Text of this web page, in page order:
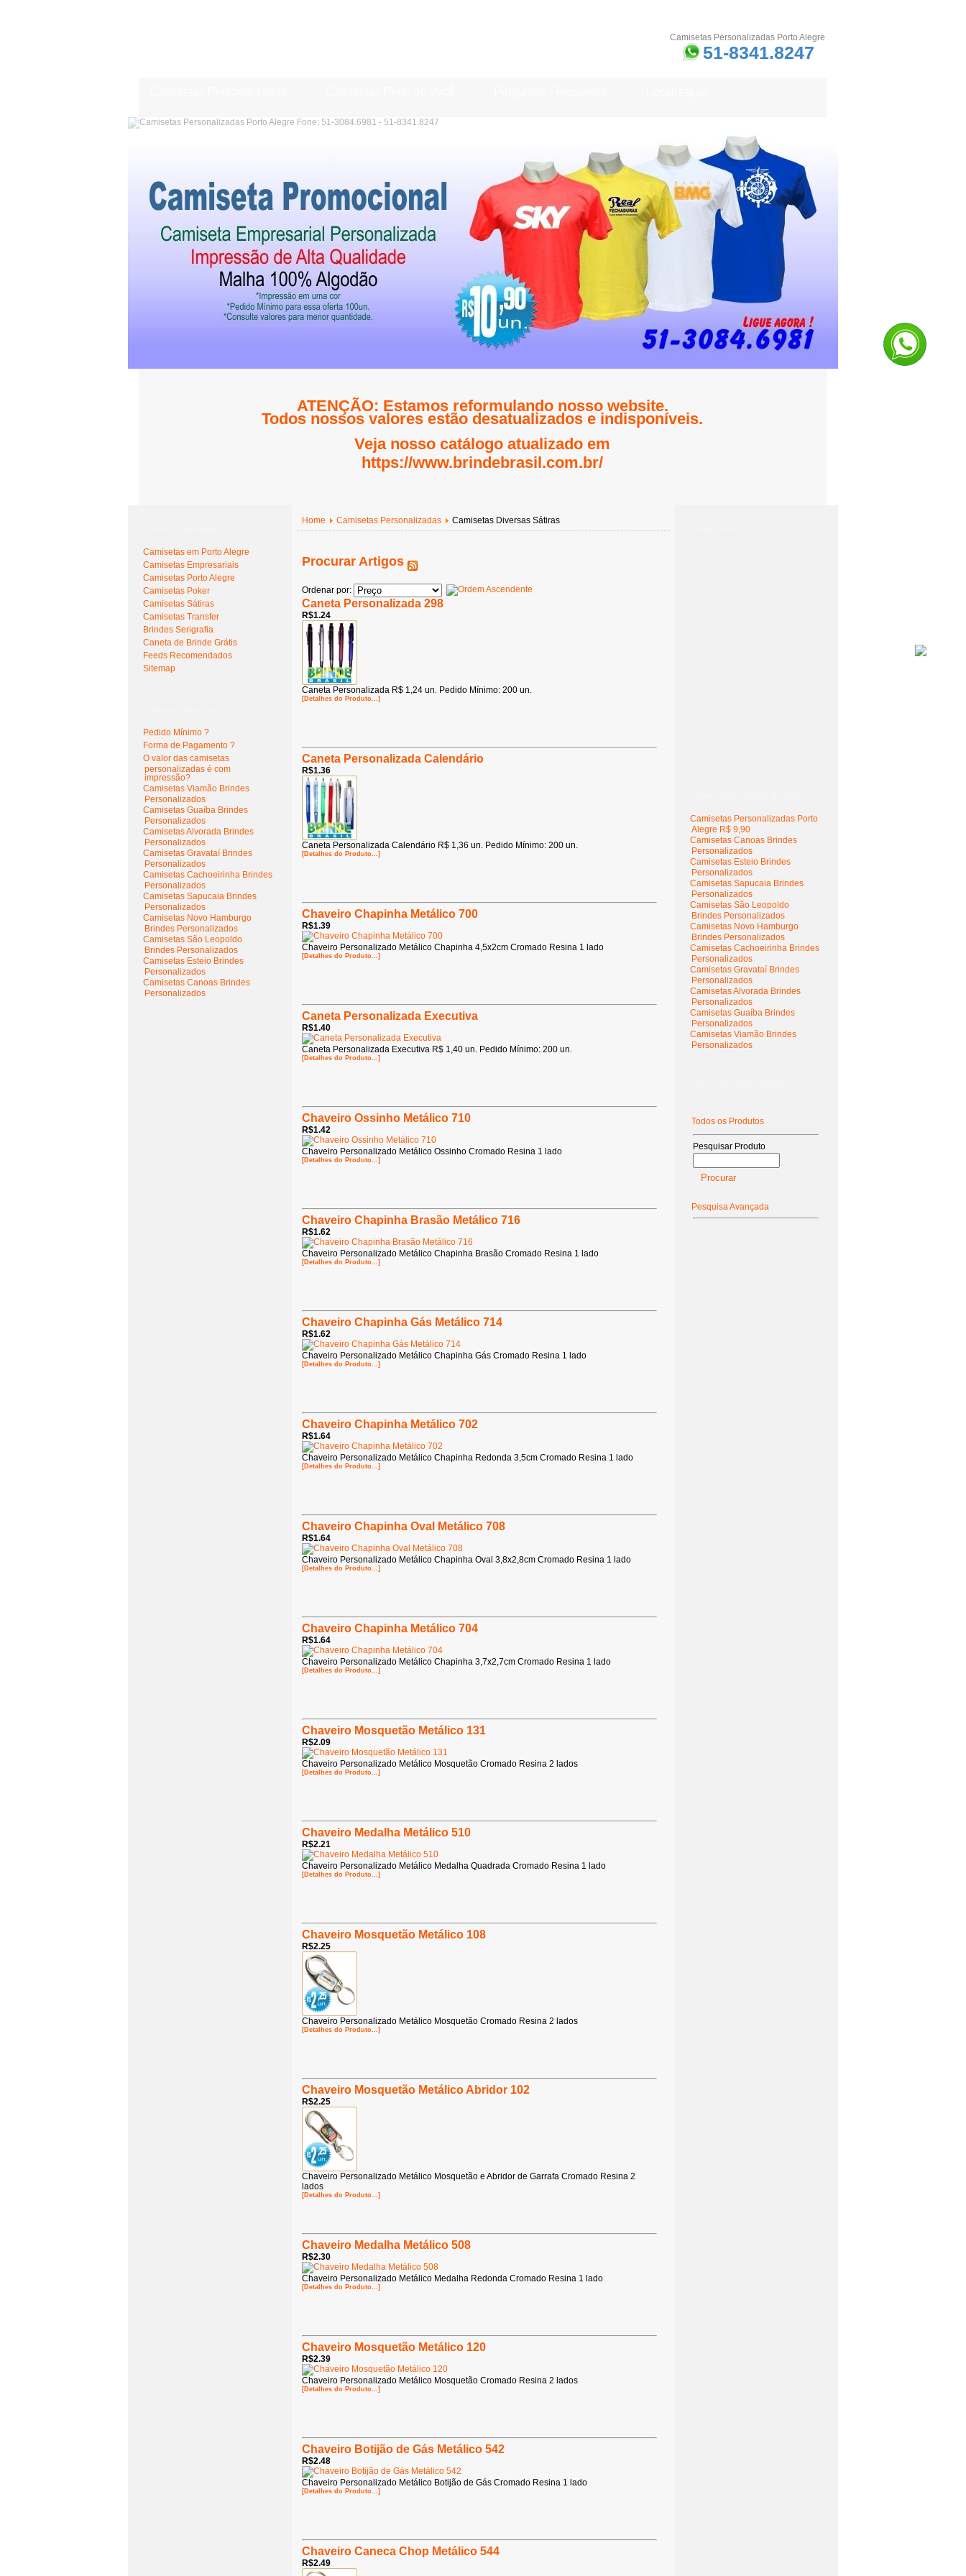
Camisetas Personalizadas Porto Alegre
51-8341.8247
ATENÇÃO: Estamos reformulando nosso website.
Todos nossos valores estão desatualizados e indisponíveis.
Veja nosso catálogo atualizado em
https://www.brindebrasil.com.br/
Camisetas em Porto Alegre
Camisetas Empresariais
Camisetas Porto Alegre
Camisetas Poker
Camisetas Sátiras
Camisetas Transfer
Brindes Serigrafia
Caneta de Brinde Grátis
Feeds Recomendados
Sitemap
Pedido Mínimo ?
Forma de Pagamento ?
O valor das camisetas
personalizadas é com
impressão?
Camisetas Viamão Brindes
Personalizados
Camisetas Guaíba Brindes
Personalizados
Camisetas Alvorada Brindes
Personalizados
Camisetas Gravataí Brindes
Personalizados
Camisetas Cachoeirinha Brindes
Personalizados
Camisetas Sapucaia Brindes
Personalizados
Camisetas Novo Hamburgo
Brindes Personalizados
Camisetas São Leopoldo
Brindes Personalizados
Camisetas Esteio Brindes
Personalizados
Camisetas Canoas Brindes
Personalizados
Home Camisetas Personalizadas Camisetas Diversas Sátiras
Procurar Artigos
Ordenar por:
Caneta Personalizada 298
R$1.24
Caneta Personalizada R$ 1,24 un. Pedido Mínimo: 200 un.
[Detalhes do Produto...]
Caneta Personalizada Calendário
R$1.36
Caneta Personalizada Calendário R$ 1,36 un. Pedido Mínimo: 200 un.
[Detalhes do Produto...]
Chaveiro Chapinha Metálico 700
R$1.39
Chaveiro Personalizado Metálico Chapinha 4,5x2cm Cromado Resina 1 lado
[Detalhes do Produto...]
Caneta Personalizada Executiva
R$1.40
Caneta Personalizada Executiva R$ 1,40 un. Pedido Mínimo: 200 un.
[Detalhes do Produto...]
Chaveiro Ossinho Metálico 710
R$1.42
Chaveiro Personalizado Metálico Ossinho Cromado Resina 1 lado
[Detalhes do Produto...]
Chaveiro Chapinha Brasão Metálico 716
R$1.62
Chaveiro Personalizado Metálico Chapinha Brasão Cromado Resina 1 lado
[Detalhes do Produto...]
Chaveiro Chapinha Gás Metálico 714
R$1.62
Chaveiro Personalizado Metálico Chapinha Gás Cromado Resina 1 lado
[Detalhes do Produto...]
Chaveiro Chapinha Metálico 702
R$1.64
Chaveiro Personalizado Metálico Chapinha Redonda 3,5cm Cromado Resina 1 lado
[Detalhes do Produto...]
Chaveiro Chapinha Oval Metálico 708
R$1.64
Chaveiro Personalizado Metálico Chapinha Oval 3,8x2,8cm Cromado Resina 1 lado
[Detalhes do Produto...]
Chaveiro Chapinha Metálico 704
R$1.64
Chaveiro Personalizado Metálico Chapinha 3,7x2,7cm Cromado Resina 1 lado
[Detalhes do Produto...]
Chaveiro Mosquetão Metálico 131
R$2.09
Chaveiro Personalizado Metálico Mosquetão Cromado Resina 2 lados
[Detalhes do Produto...]
Chaveiro Medalha Metálico 510
R$2.21
Chaveiro Personalizado Metálico Medalha Quadrada Cromado Resina 1 lado
[Detalhes do Produto...]
Chaveiro Mosquetão Metálico 108
R$2.25
Chaveiro Personalizado Metálico Mosquetão Cromado Resina 2 lados
[Detalhes do Produto...]
Chaveiro Mosquetão Metálico Abridor 102
R$2.25
Chaveiro Personalizado Metálico Mosquetão e Abridor de Garrafa Cromado Resina 2
lados
[Detalhes do Produto...]
Chaveiro Medalha Metálico 508
R$2.30
Chaveiro Personalizado Metálico Medalha Redonda Cromado Resina 1 lado
[Detalhes do Produto...]
Chaveiro Mosquetão Metálico 120
R$2.39
Chaveiro Personalizado Metálico Mosquetão Cromado Resina 2 lados
[Detalhes do Produto...]
Chaveiro Botijão de Gás Metálico 542
R$2.48
Chaveiro Personalizado Metálico Botijão de Gás Cromado Resina 1 lado
[Detalhes do Produto...]
Chaveiro Caneca Chop Metálico 544
R$2.49
Camisetas Personalizadas Porto
Alegre R$ 9,90
Camisetas Canoas Brindes
Personalizados
Camisetas Esteio Brindes
Personalizados
Camisetas Sapucaia Brindes
Personalizados
Camisetas São Leopoldo
Brindes Personalizados
Camisetas Novo Hamburgo
Brindes Personalizados
Camisetas Cachoeirinha Brindes
Personalizados
Camisetas Gravataí Brindes
Personalizados
Camisetas Alvorada Brindes
Personalizados
Camisetas Guaíba Brindes
Personalizados
Camisetas Viamão Brindes
Personalizados
Todos os Produtos
Pesquisar Produto
Pesquisa Avançada